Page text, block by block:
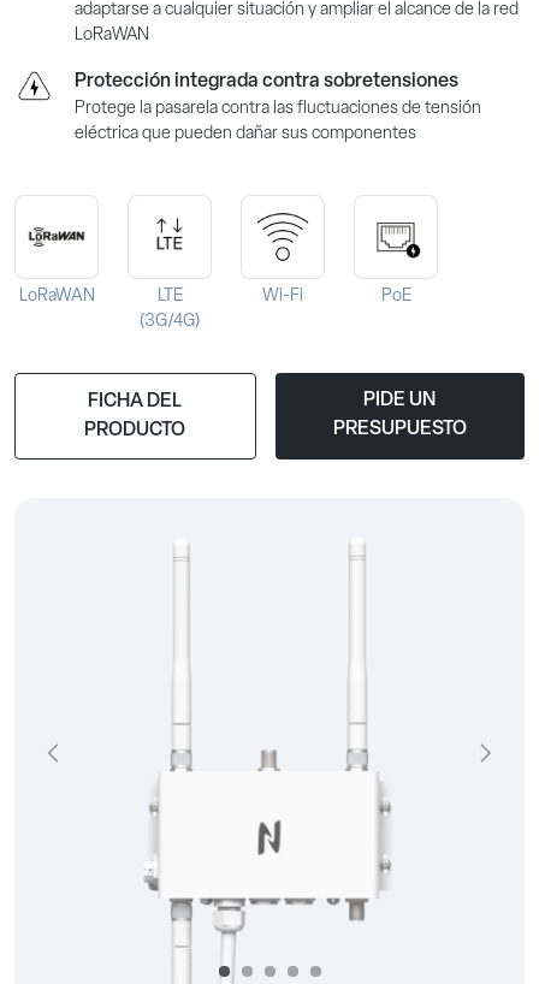
adaptarse a cualquier situación y ampliar el alcance de la red
LoRaWAN
Protección integrada contra sobretensiones
Protege la pasarela contra las fluctuaciones de tensión
eléctrica que pueden dañar sus componentes
LoRaWAN
LTE
(3G/4G)
Wi-Fi PoE
FICHA DEL
PRODUCTO
PIDE UN
PRESUPUESTO
Précédent Suivant